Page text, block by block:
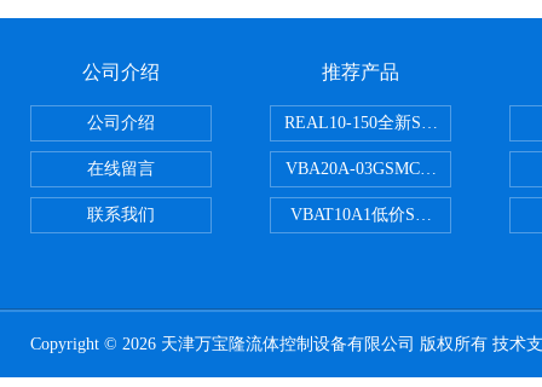
公司介绍
公司介绍
在线留言
联系我们
推荐产品
REAL10-150全新SMC正弦无杆缸
VBA20A-03GSMC增压阀VBA-
VBAT10A1低价SMC储气罐VBAT
Copyright © 2026 天津万宝隆流体控制设备有限公司 版权所有 技术